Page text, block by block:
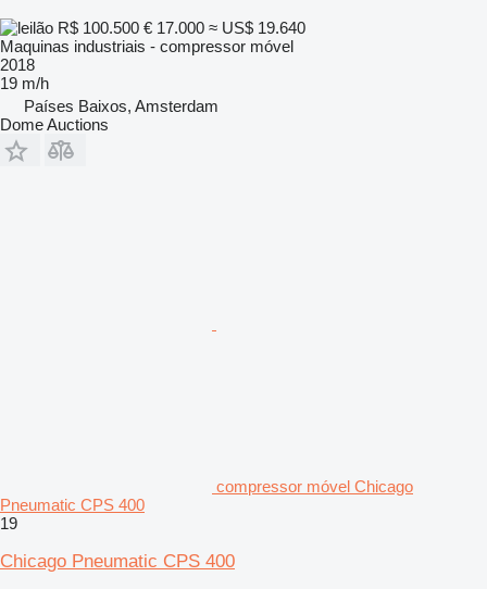
R$ 100.500 € 17.000 ≈ US$ 19.640
Maquinas industriais - compressor móvel
2018
19 m/h
Países Baixos, Amsterdam
Dome Auctions
compressor móvel Chicago
Pneumatic CPS 400
19
Chicago Pneumatic CPS 400